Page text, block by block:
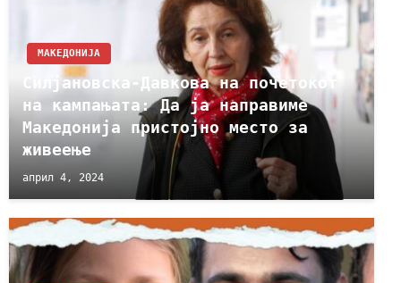
МАКЕДОНИЈА
Силјановска-Давкова на почетокот
на кампањата: Да ја направиме
Македонија пристојно место за
живеење
април 4, 2024